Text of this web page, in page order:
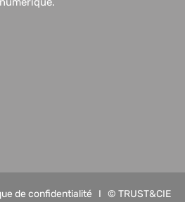
de confidentialité I © TRUST&CIE